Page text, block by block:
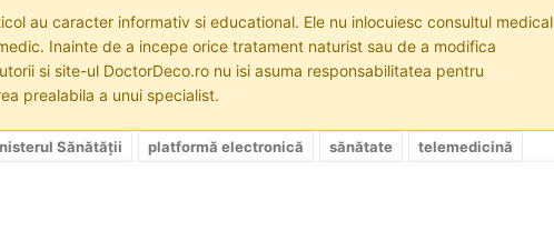
au caracter informativ si educational. Ele nu inlocuiesc consultul medical
Inainte de a incepe orice tratament naturist sau de a modifica
si site-ul DoctorDeco.ro nu isi asuma responsabilitatea pentru
prealabila a unui specialist.
Sănătății platformă electronică sănătate telemedicină